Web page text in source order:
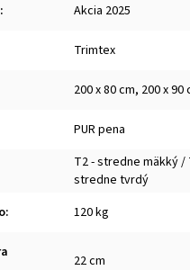
: Akcia 2025
Trimtex
200 x 80 cm, 200 x 90
PUR pena
T2 - stredne mäkký /
stredne tvrdý
: 120 kg
22 cm